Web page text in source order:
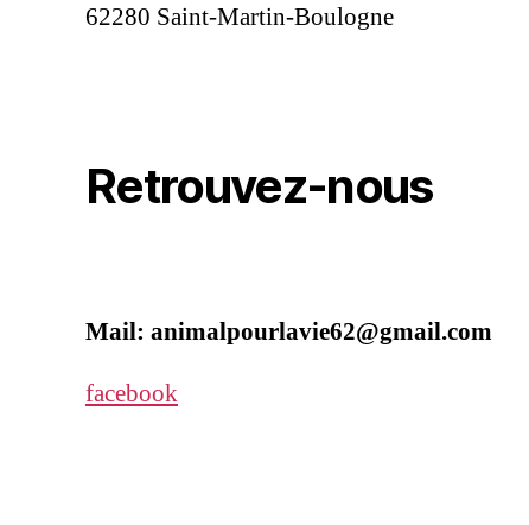
62280 Saint-Martin-Boulogne
Retrouvez-nous
Mail: animalpourlavie62@gmail.com
facebook